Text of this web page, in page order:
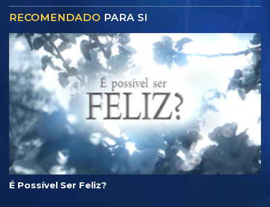
RECOMENDADO PARA SI
É Possível Ser Feliz?